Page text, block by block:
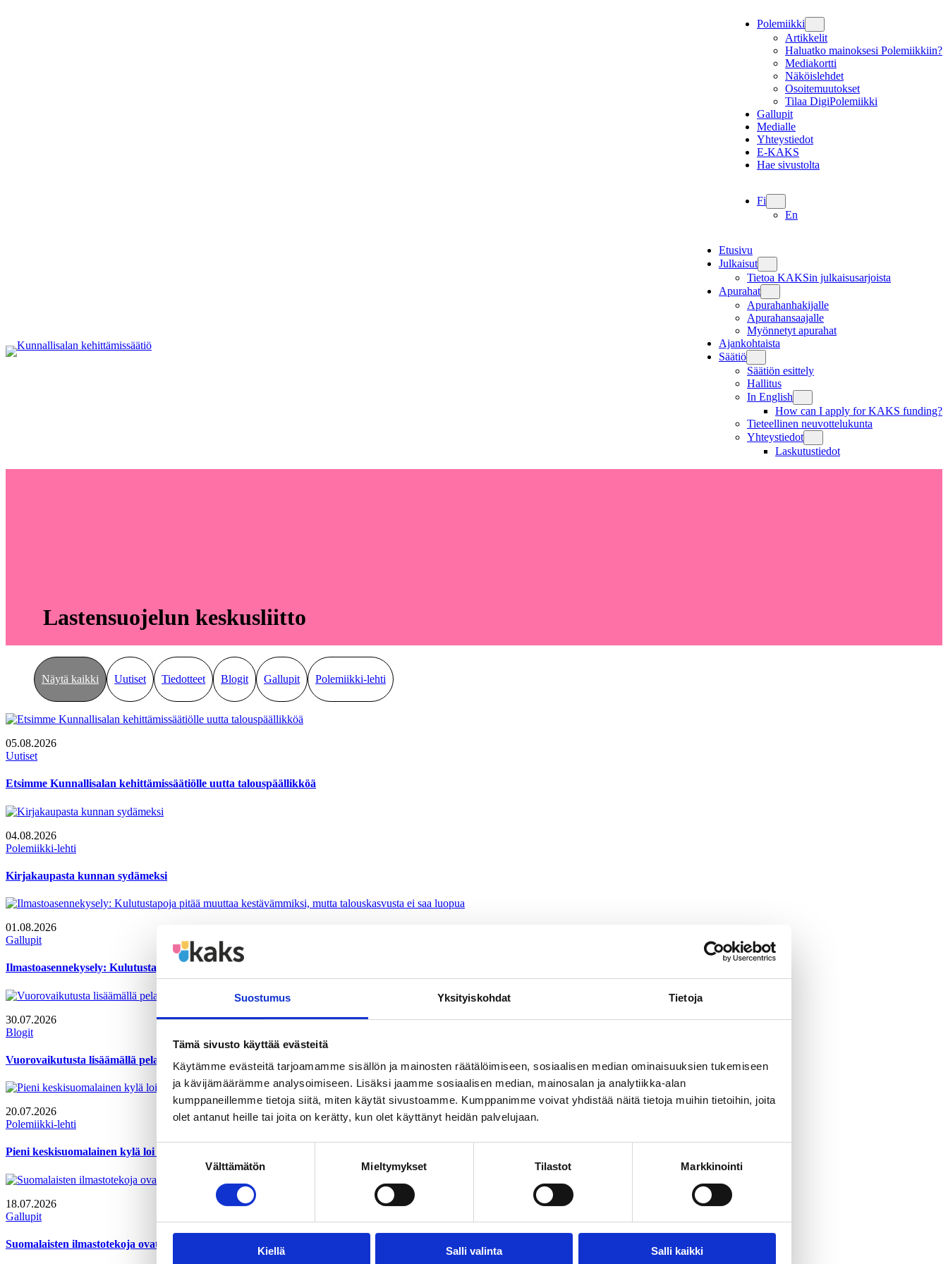
Suostumus Yksityiskohdat Tietoja
Tämä sivusto käyttää evästeitä
Käytämme evästeitä tarjoamamme sisällön ja mainosten räätälöimiseen, sosiaalisen median ominaisuuksien tukemiseen
ja kävijämäärämme analysoimiseen. Lisäksi jaamme sosiaalisen median, mainosalan ja analytiikka-alan
kumppaneillemme tietoja siitä, miten käytät sivustoamme. Kumppanimme voivat yhdistää näitä tietoja muihin tietoihin, joita
olet antanut heille tai joita on kerätty, kun olet käyttänyt heidän palvelujaan.
Välttämätön Mieltymykset Tilastot Markkinointi
Kiellä Salli valinta Salli kaikki
Polemiikki
Artikkelit
Haluatko mainoksesi Polemiikkiin?
Mediakortti
Näköislehdet
Osoitemuutokset
Tilaa DigiPolemiikki
Gallupit
Medialle
Yhteystiedot
E-KAKS
Hae sivustolta
Fi
En
Etusivu
Julkaisut
Tietoa KAKSin julkaisusarjoista
Apurahat
Apurahanhakijalle
Apurahansaajalle
Myönnetyt apurahat
Ajankohtaista
Säätiö
Säätiön esittely
Hallitus
In English
How can I apply for KAKS funding?
Tieteellinen neuvottelukunta
Yhteystiedot
Laskutustiedot
Lastensuojelun keskusliitto
Näytä kaikki Uutiset Tiedotteet Blogit Gallupit Polemiikki-lehti
05.08.2026
Uutiset
Etsimme Kunnallisalan kehittämissäätiölle uutta talouspäällikköä
04.08.2026
Polemiikki-lehti
Kirjakaupasta kunnan sydämeksi
01.08.2026
Gallupit
Ilmastoasennekysely: Kulutustapoja pitää muuttaa kestävämmiksi, mutta talouskasvusta ei saa luopua
30.07.2026
Blogit
Vuorovaikutusta lisäämällä pelastusalan autoritäärinen johtaminen voidaan jättää historiaan
20.07.2026
Polemiikki-lehti
Pieni keskisuomalainen kylä loi festivaalin, joka kerää väkeä ympäri Suomea
18.07.2026
Gallupit
Suomalaisten ilmastotekoja ovat kierrätys, kulutuksesta tinkiminen ja energian säästäminen